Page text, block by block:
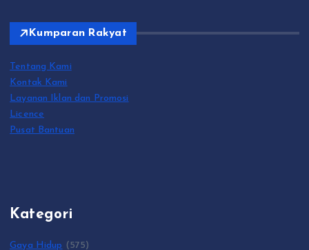
Kumparan Rakyat
Tentang Kami
Kontak Kami
Layanan Iklan dan Promosi
Licence
Pusat Bantuan
Kategori
Gaya Hidup (575)